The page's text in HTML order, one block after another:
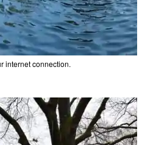
internet connection.